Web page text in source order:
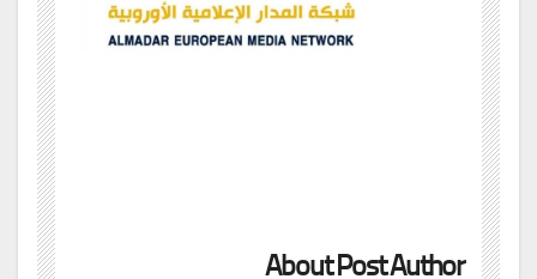
About Post Author